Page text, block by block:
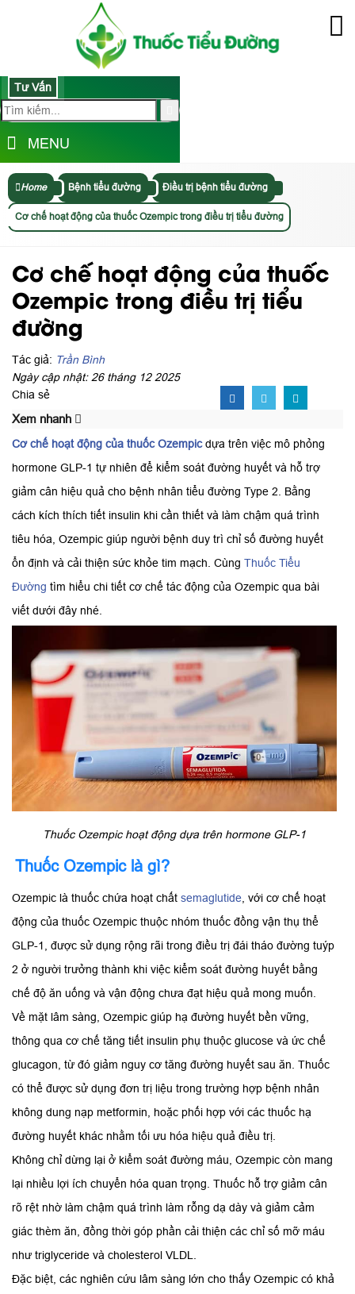
Tư Vấn
MENU
Home Bệnh tiểu đường Điều trị bệnh tiểu đường
Cơ chế hoạt động của thuốc Ozempic trong điều trị tiểu đường
Cơ chế hoạt động của thuốc
Ozempic trong điều trị tiểu
đường
Tác giả: Trần Bình
Ngày cập nhật: 26 tháng 12 2025
Chia sẻ
Xem nhanh
Cơ chế hoạt động của thuốc Ozempicdựa trên việc mô phỏng
hormone GLP-1 tự nhiên để kiểm soát đường huyết và hỗ trợ
giảm cân hiệu quả cho bệnh nhân tiểu đường Type 2. Bằng
cách kích thích tiết insulin khi cần thiết và làm chậm quá trình
tiêu hóa, Ozempic giúp người bệnh duy trì chỉ số đường huyết
ổn định và cải thiện sức khỏe tim mạch. Cùng Thuốc Tiểu
Đường tìm hiểu chi tiết cơ chế tác động của Ozempic qua bài
viết dưới đây nhé.
Thuốc Ozempic hoạt động dựa trên hormone GLP-1
Thuốc Ozempic là gì?
Ozempic là thuốc chứa hoạt chất semaglutide , với cơ chế hoạt
động của thuốc Ozempic thuộc nhóm thuốc đồng vận thụ thể
GLP-1, được sử dụng rộng rãi trong điều trị đái tháo đường tuýp
2 ở người trưởng thành khi việc kiểm soát đường huyết bằng
chế độ ăn uống và vận động chưa đạt hiệu quả mong muốn.
Về mặt lâm sàng, Ozempic giúp hạ đường huyết bền vững,
thông qua cơ chế tăng tiết insulin phụ thuộc glucose và ức chế
glucagon, từ đó giảm nguy cơ tăng đường huyết sau ăn. Thuốc
có thể được sử dụng đơn trị liệu trong trường hợp bệnh nhân
không dung nạp metformin, hoặc phối hợp với các thuốc hạ
đường huyết khác nhằm tối ưu hóa hiệu quả điều trị.
Không chỉ dừng lại ở kiểm soát đường máu, Ozempic còn mang
lại nhiều lợi ích chuyển hóa quan trọng. Thuốc hỗ trợ giảm cân
rõ rệt nhờ làm chậm quá trình làm rỗng dạ dày và giảm cảm
giác thèm ăn, đồng thời góp phần cải thiện các chỉ số mỡ máu
như triglyceride và cholesterol VLDL.
Đặc biệt, các nghiên cứu lâm sàng lớn cho thấy Ozempic có khả